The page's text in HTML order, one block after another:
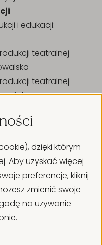
dzięki którym
Aby uzyskać więcej
preferencje, kliknij
zmienić swoje
na używanie
i edukacji:
teatralnej
teatralnej
i edukacji:
Murawska
Renata Zdrajkowska